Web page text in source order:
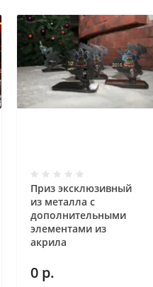
Приз эксклюзивный
из металла с
дополнительными
элементами из
акрила
0р.